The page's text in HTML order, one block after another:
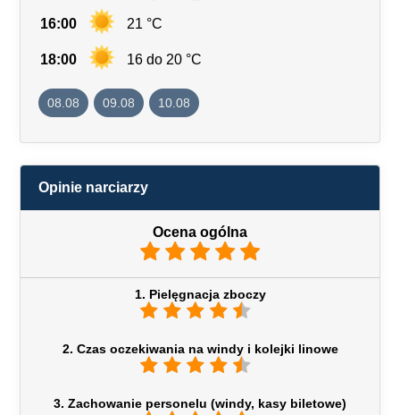
16:00 21 °C
18:00 16 do 20 °C
08.08 09.08 10.08
Opinie narciarzy
Ocena ogólna
1. Pielęgnacja zboczy
2. Czas oczekiwania na windy i kolejki linowe
3. Zachowanie personelu (windy, kasy biletowe)